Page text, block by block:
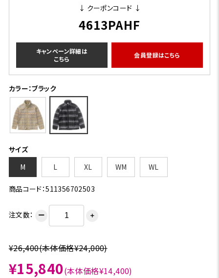
↓ クーポンコード ↓
4613PAHF
キャンペーン詳細は
こちら
会員登録はこちら
カラー：ブラック
サイズ
M
L XL WM WL
商品コード：511356702503
注文数： ー ＋
¥26,400(本体価格¥24,000)
¥15,840(本体価格¥14,400)